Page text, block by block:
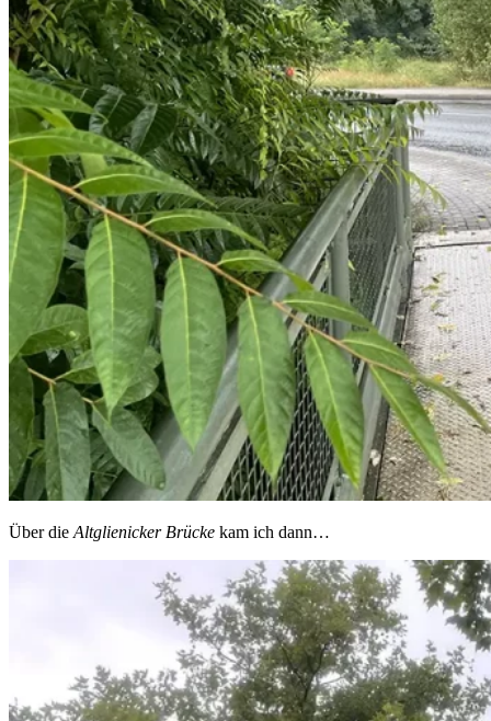
Über die Altglienicker Brücke kam ich dann…